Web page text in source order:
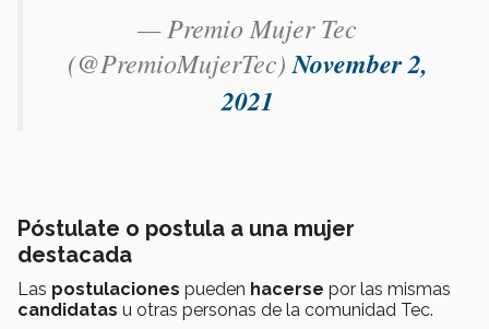
— Premio Mujer Tec
(@PremioMujerTec) November 2,
2021
Póstulate o postula a una mujer
destacada
Las postulaciones pueden hacerse por las mismas
candidatas u otras personas de la comunidad Tec.